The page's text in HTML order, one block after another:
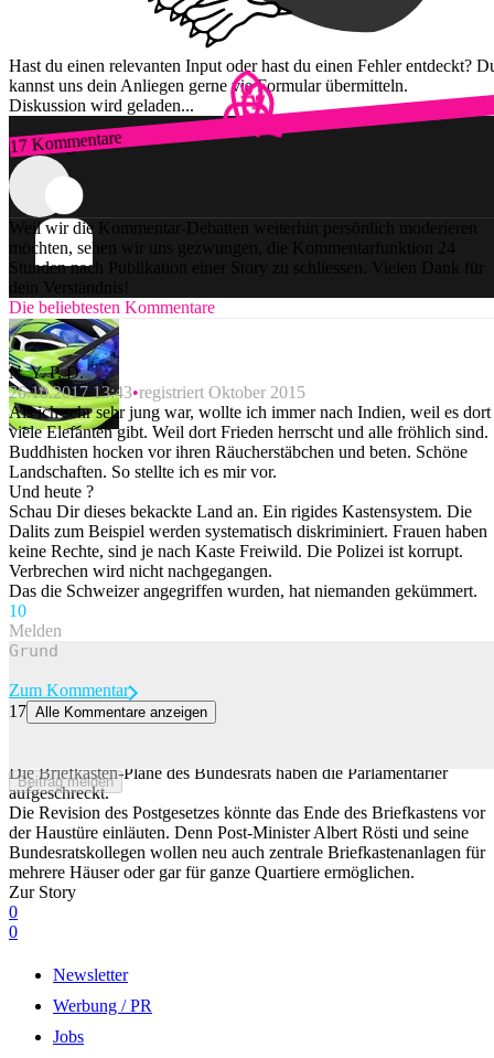
Hast du einen relevanten Input oder hast du einen Fehler entdeckt?
kannst uns dein Anliegen gerne via Formular übermitteln.
Diskussion wird geladen...
17 Kommentare
Zum Login
Weil wir die Kommentar-Debatten weiterhin persönlich moderieren
möchten, sehen wir uns gezwungen, die Kommentarfunktion 24
Stunden nach Publikation einer Story zu schliessen. Vielen Dank für
dein Verständnis!
Die beliebtesten Kommentare
N. Y. P. D.
26.10.2017 13:43 registriert Oktober 2015
Als ich sehr sehr jung war, wollte ich immer nach Indien, weil es dort
viele Elefanten gibt. Weil dort Frieden herrscht und alle fröhlich sind.
Buddhisten hocken vor ihren Räucherstäbchen und beten. Schöne
Landschaften. So stellte ich es mir vor.
Und heute ?
Schau Dir dieses bekackte Land an. Ein rigides Kastensystem. Die
Dalits zum Beispiel werden systematisch diskriminiert. Frauen haben
keine Rechte, sind je nach Kaste Freiwild. Die Polizei ist korrupt.
Verbrechen wird nicht nachgegangen.
Das die Schweizer angegriffen wurden, hat niemanden gekümmert.
10
Melden
Beitrag melden
Zum Kommentar
17 Alle Kommentare anzeigen
Die Briefkasten-Pläne des Bundesrats haben die Parlamentarier
aufgeschreckt.
Die Revision des Postgesetzes könnte das Ende des Briefkastens vor
der Haustüre einläuten. Denn Post-Minister Albert Rösti und seine
Bundesratskollegen wollen neu auch zentrale Briefkastenanlagen für
mehrere Häuser oder gar für ganze Quartiere ermöglichen.
Zur Story
0
0
Newsletter
Werbung / PR
Jobs